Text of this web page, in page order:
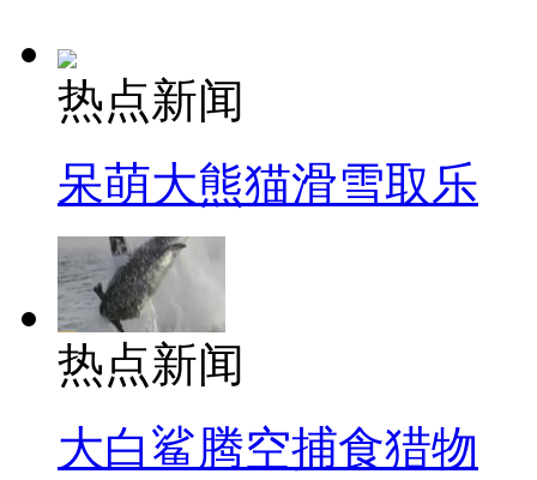
热点新闻
呆萌大熊猫滑雪取乐
热点新闻
大白鲨腾空捕食猎物